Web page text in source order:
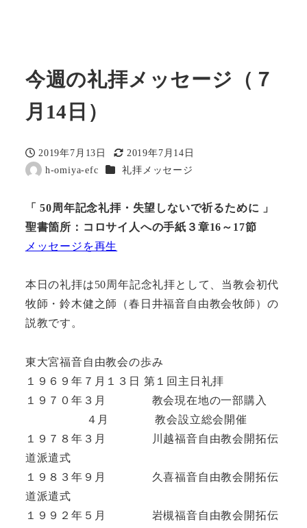
今週の礼拝メッセージ（７
月14日）
投稿日
2019年7月13日
更新日
2019年7月14日
著
h-omiya-efc カテゴリー
礼拝メッセージ
「 50周年記念礼拝・失望しないで祈るために 」
聖書箇所：コロサイ人への手紙３章16～17節
メッセージを再生
本日の礼拝は50周年記念礼拝として、当教会初代
牧師・鈴木健之師（春日井福音自由教会牧師）の
説教です。
東大宮福音自由教会の歩み
１９６９年７月１３日 第１回主日礼拝
１９７０年３月 教会現在地の一部購入
４月 教会設立総会開催
１９７８年３月 川越福音自由教会開拓伝
道派遣式
１９８３年９月 久喜福音自由教会開拓伝
道派遣式
１９９２年５月 岩槻福音自由教会開拓伝